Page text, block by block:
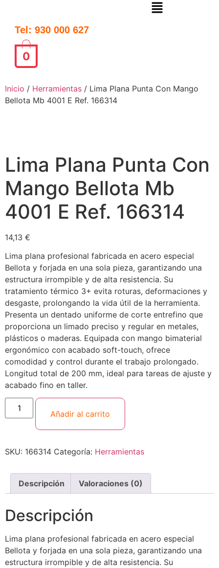
Tel: 930 000 627
0
Inicio / Herramientas / Lima Plana Punta Con Mango
Bellota Mb 4001 E Ref. 166314
Lima Plana Punta Con
Mango Bellota Mb
4001 E Ref. 166314
14,13 €
Lima plana profesional fabricada en acero especial
Bellota y forjada en una sola pieza, garantizando una
estructura irrompible y de alta resistencia. Su
tratamiento térmico 3+ evita roturas, deformaciones y
desgaste, prolongando la vida útil de la herramienta.
Presenta un dentado uniforme de corte entrefino que
proporciona un limado preciso y regular en metales,
plásticos o maderas. Equipada con mango bimaterial
ergonómico con acabado soft-touch, ofrece
comodidad y control durante el trabajo prolongado.
Longitud total de 200 mm, ideal para tareas de ajuste y
acabado fino en taller.
Añadir al carrito
SKU: 166314 Categoría: Herramientas
Descripción Valoraciones (0)
Descripción
Lima plana profesional fabricada en acero especial
Bellota y forjada en una sola pieza, garantizando una
estructura irrompible y de alta resistencia. Su